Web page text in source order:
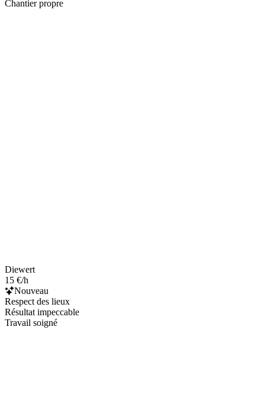
Chantier propre
Diewert
15 €/h
Nouveau
Respect des lieux
Résultat impeccable
Travail soigné